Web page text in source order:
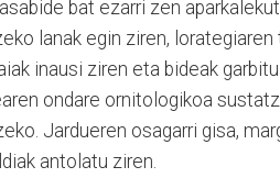
bat ezarri zen
lanak egin ziren,
inausi ziren eta bideak
ondare ornitologikoa
Jardueren osagarri gisa,
antolatu ziren.